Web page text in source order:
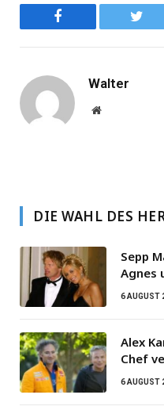
Facebook
Walter
Website
DIE WAHL DES
Sepp
Agnes
6 AUGUST
Alex
Chef
6 AUGUST